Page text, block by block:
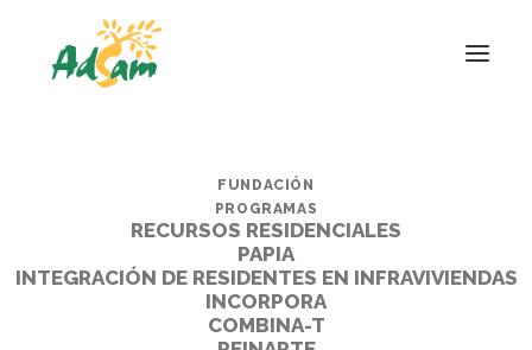
FUNDACIÓN
PROGRAMAS
RECURSOS RESIDENCIALES
PAPIA
INTEGRACIÓN DE RESIDENTES EN INFRAVIVIENDAS
INCORPORA
COMBINA-T